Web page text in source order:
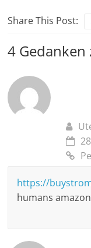
Share This Post:
4 Gedanken
https://
humans amazon